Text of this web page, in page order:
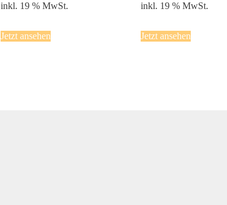
inkl. 19 % MwSt.
Jetzt ansehen
inkl. 19 % MwSt.
Jetzt ansehen